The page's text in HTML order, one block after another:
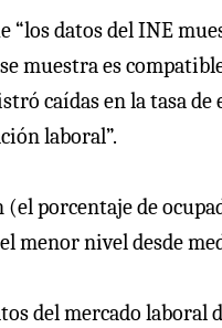
datos del INE
muestra es
caídas en la tasa
laboral”.
porcentaje de
menor nivel desde
del mercado laboral